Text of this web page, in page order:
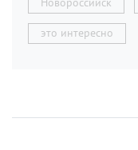
это интересно